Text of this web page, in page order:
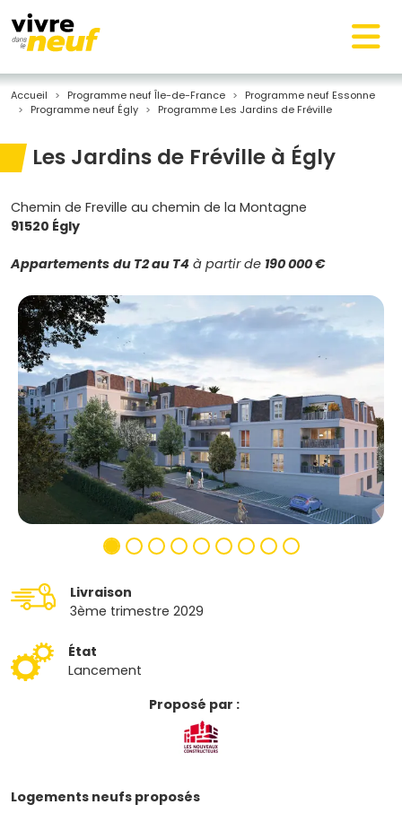
Accueil Programme neuf Île-de-France
Programme neuf Essonne
Programme neuf Égly
Programme Les Jardins de Fréville
Les Jardins de Fréville à Égly
Chemin de Freville au chemin de la Montagne
91520 Égly
Appartements du T2 au T4 à partir de 190 000 €
Livraison
3ème trimestre 2029
État
Lancement
Proposé par :
Logements neufs proposés